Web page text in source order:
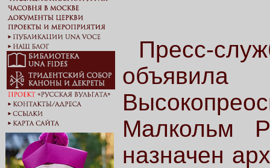
Пресс-
Малкольм
назначен